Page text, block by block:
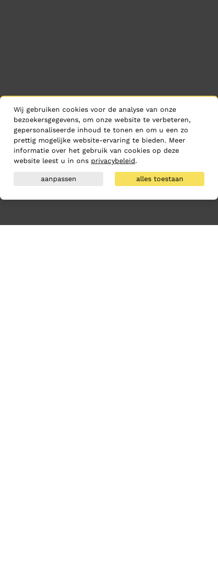
Wij gebruiken cookies voor de analyse van onze
bezoekersgegevens, om onze website te verbeteren,
gepersonaliseerde inhoud te tonen en om u een zo
prettig mogelijke website-ervaring te bieden. Meer
informatie over het gebruik van cookies op deze
website leest u in ons privacybeleid.
aanpassen alles toestaan